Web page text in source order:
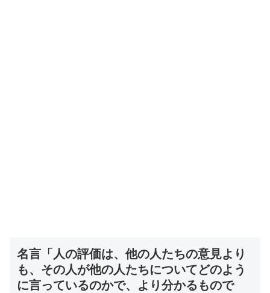
名言「人の評価は、他の人たちの意見より
も、その人が他の人たちについてどのよう
に言っているのかで、より分かるもので